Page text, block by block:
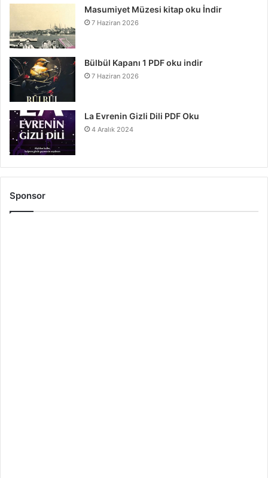
Masumiyet Müzesi kitap oku İndir
7 Haziran 2026
Bülbül Kapanı 1 PDF oku indir
7 Haziran 2026
La Evrenin Gizli Dili PDF Oku
4 Aralık 2024
Sponsor